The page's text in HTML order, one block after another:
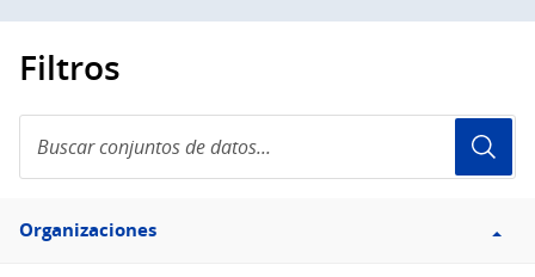
Filtros
conjuntos
de
Filtro
Organizaciones
Organizaciones